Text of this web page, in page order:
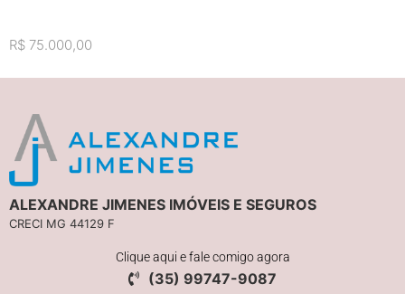
R$ 75.000,00
ALEXANDRE JIMENES IMÓVEIS E SEGUROS
CRECI MG 44129 F
Clique aqui e fale comigo agora
(35) 99747-9087